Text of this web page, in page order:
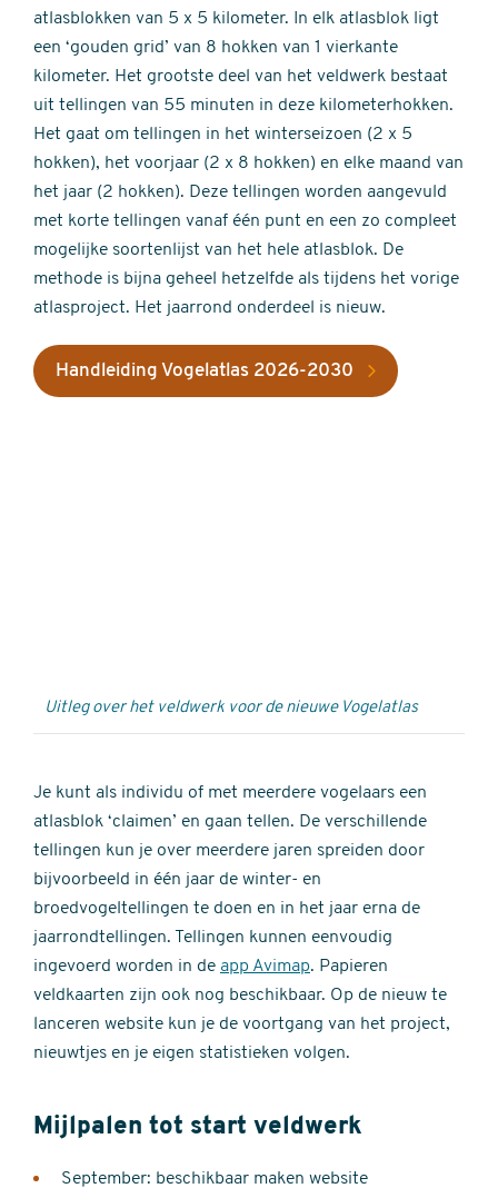
atlasblokken van 5 x 5 kilometer. In elk atlasblok ligt
een ‘gouden grid’ van 8 hokken van 1 vierkante
kilometer. Het grootste deel van het veldwerk bestaat
uit tellingen van 55 minuten in deze kilometerhokken.
Het gaat om tellingen in het winterseizoen (2 x 5
hokken), het voorjaar (2 x 8 hokken) en elke maand van
het jaar (2 hokken). Deze tellingen worden aangevuld
met korte tellingen vanaf één punt en een zo compleet
mogelijke soortenlijst van het hele atlasblok. De
methode is bijna geheel hetzelfde als tijdens het vorige
atlasproject. Het jaarrond onderdeel is nieuw.
Handleiding Vogelatlas 2026-2030
Uitleg over het veldwerk voor de nieuwe Vogelatlas
Je kunt als individu of met meerdere vogelaars een
atlasblok ‘claimen’ en gaan tellen. De verschillende
tellingen kun je over meerdere jaren spreiden door
bijvoorbeeld in één jaar de winter- en
broedvogeltellingen te doen en in het jaar erna de
jaarrondtellingen. Tellingen kunnen eenvoudig
ingevoerd worden in de app Avimap. Papieren
veldkaarten zijn ook nog beschikbaar. Op de nieuw te
lanceren website kun je de voortgang van het project,
nieuwtjes en je eigen statistieken volgen.
Mijlpalen tot start veldwerk
September: beschikbaar maken website